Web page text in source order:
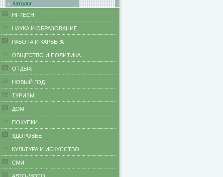
Каталог
HI-TECH
НАУКА И ОБРАЗОВАНИЕ
РАБОТА И КАРЬЕРА
ОБЩЕСТВО И ПОЛИТИКА
ОТДЫХ
НОВЫЙ ГОД
ТУРИЗМ
ДОМ
ПОКУПКИ
ЗДОРОВЬЕ
КУЛЬТУРА И ИСКУССТВО
СМИ